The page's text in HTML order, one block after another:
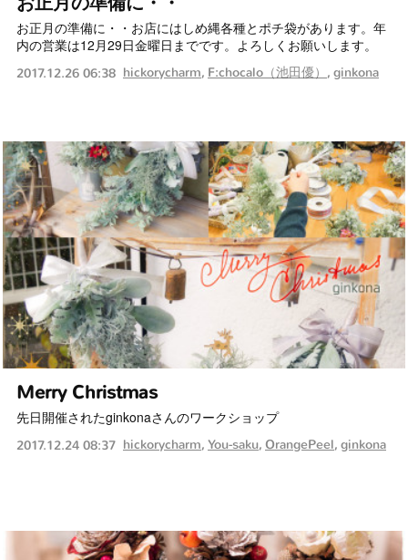
お正月の準備に・・お店にはしめ縄各種とポチ袋があります。年
内の営業は12月29日金曜日までです。よろしくお願いします。
2017.12.26 06:38 hickorycharm F:chocalo（池田優） ginkona
Merry Christmas
先日開催されたginkonaさんのワークショップ
2017.12.24 08:37 hickorycharm You-saku OrangePeel ginkona